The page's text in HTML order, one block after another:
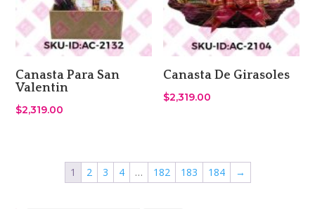
Canasta Para San
Valentin
$2,319.00
Canasta De Girasoles
$2,319.00
1 2 3 4 … 182 183 184 →